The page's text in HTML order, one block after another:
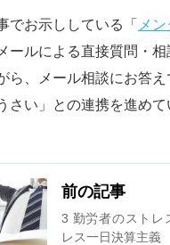
でお示ししている「 メ
ールによる直接質問・
ら、メール相談にお答
さい」との連携を進めて
前の記事
3 勤労者のストレ
レス一日決算主義